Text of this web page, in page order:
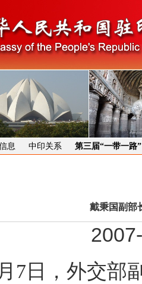
息 中印关系 第三届“一带一路
戴秉国副部
日，外交部